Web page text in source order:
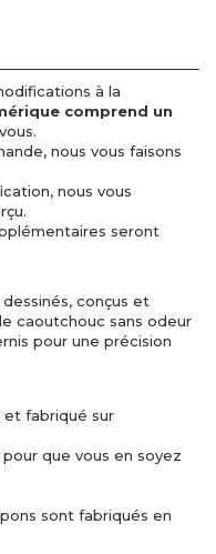
à la
comprend un
nous vous faisons
nous vous
seront
conçus et
caoutchouc sans odeur
pour une précision
et fabriqué sur
que vous en soyez
sont fabriqués en